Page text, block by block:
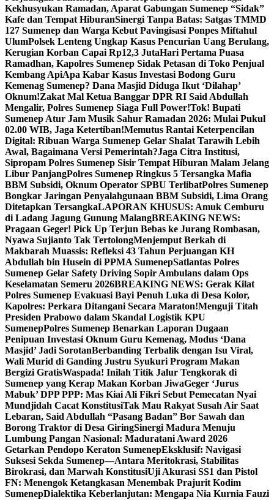
Kekhusyukan Ramadan, Aparat Gabungan Sumenep “Sidak”
Kafe dan Tempat HiburanSinergi Tanpa Batas: Satgas TMMD
127 Sumenep dan Warga Kebut Pavingisasi Ponpes Miftahul
UlumPolsek Lenteng Ungkap Kasus Pencurian Uang Berulang,
Kerugian Korban Capai Rp12,3 JutaHari Pertama Puasa
Ramadhan, Kapolres Sumenep Sidak Petasan di Toko Penjual
Kembang ApiApa Kabar Kasus Investasi Bodong Guru
Kemenag Sumenep? Dana Masjid Diduga Ikut ‘Dilahap’
Oknum!Zakat Mal Ketua Banggar DPR RI Said Abdullah
Mengalir, Polres Sumenep Siaga Full Power!Tok! Bupati
Sumenep Atur Jam Musik Sahur Ramadan 2026: Mulai Pukul
02.00 WIB, Jaga Ketertiban!Memutus Rantai Keterpencilan
Digital: Ribuan Warga Sumenep Gelar Shalat Tarawih Lebih
Awal, Bagaimana Versi Pemerintah?Jaga Citra Institusi,
Sipropam Polres Sumenep Sisir Tempat Hiburan Malam Jelang
Libur PanjangPolres Sumenep Ringkus 5 Tersangka Mafia
BBM Subsidi, Oknum Operator SPBU TerlibatPolres Sumenep
Bongkar Jaringan Penyalahgunaan BBM Subsidi, Lima Orang
Ditetapkan TersangkaLAPORAN KHUSUS: Amuk Cemburu
di Ladang Jagung Gunung MalangBREAKING NEWS:
Pragaan Geger! Pick Up Terjun Bebas ke Jurang Rombasan,
Nyawa Sujianto Tak TertolongMenjemput Berkah di
Makbarah Muassis: Refleksi 43 Tahun Perjuangan KH
Abdullah bin Husein di PPMA SumenepSatlantas Polres
Sumenep Gelar Safety Driving Sopir Ambulans dalam Ops
Keselamatan Semeru 2026BREAKING NEWS: Gerak Kilat
Polres Sumenep Evakuasi Bayi Penuh Luka di Desa Kolor,
Kapolres: Perkara Ditangani Secara Maraton!Menguji Titah
Presiden Prabowo dalam Skandal Logistik KPU
SumenepPolres Sumenep Benarkan Laporan Dugaan
Penipuan Investasi Oknum Guru Kemenag, Modus ‘Dana
Masjid’ Jadi SorotanBerbanding Terbalik dengan Isu Viral,
Wali Murid di Ganding Justru Syukuri Program Makan
Bergizi GratisWaspada! Inilah Titik Jalur Tengkorak di
Sumenep yang Kerap Makan Korban JiwaGeger ‘Jurus
Mabuk’ DPP PPP: Mas Kiai Ali Fikri Sebut Pemecatan Nyai
Mundjidah Cacat KonstitusiTak Mau Rakyat Susah Air Saat
Lebaran, Said Abdullah “Pasang Badan” Bor Sawah dan
Borong Traktor di Desa GiringSinergi Madura Menuju
Lumbung Pangan Nasional: Maduratani Award 2026
Getarkan Pendopo Keraton SumenepEksklusif: Navigasi
Suksesi Sekda Sumenep—Antara Meritokrasi, Stabilitas
Birokrasi, dan Marwah KonstitusiUji Akurasi SS1 dan Pistol
FN: Menengok Ketangkasan Menembak Prajurit Kodim
SumenepDialektika Keberlanjutan: Mengapa Nia Kurnia Fauzi